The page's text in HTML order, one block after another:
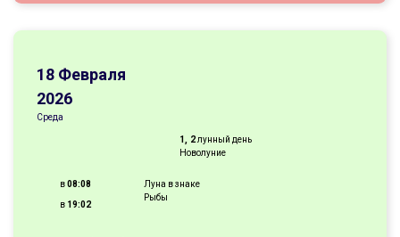
18 Февраля
2026
Среда
1, 2лунный день
Новолуние
в08:08
в 19:02
Луна в знаке
Рыбы